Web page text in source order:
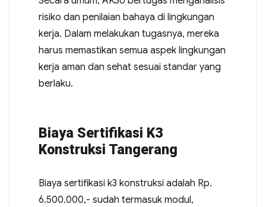
risiko dan penilaian bahaya di lingkungan
kerja. Dalam melakukan tugasnya, mereka
harus memastikan semua aspek lingkungan
kerja aman dan sehat sesuai standar yang
berlaku.
Biaya Sertifikasi K3
Konstruksi Tangerang
Biaya sertifikasi k3 konstruksi adalah Rp.
6.500.000,- sudah termasuk modul,